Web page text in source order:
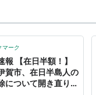
マーク
報 【在日半額！】
賀市、在日半島人の
について開き直りの